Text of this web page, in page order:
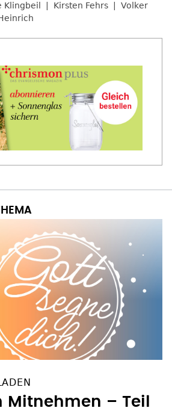
Klingbeil Kirsten Fehrs
Volker
Mitnehmen – Teil